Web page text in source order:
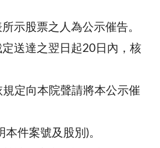
示股票之人為公示催告。
送達之翌日起20日內，核
定向本院聲請將本公示催
件案號及股別)。